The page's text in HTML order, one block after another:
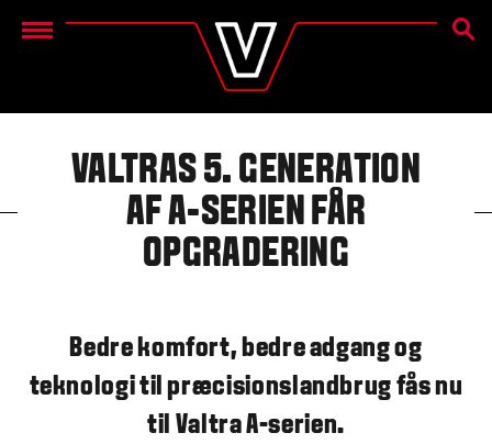
Menu
SØG
VALTRAS 5. GENERATION
AF A-SERIEN FÅR
OPGRADERING
Bedre komfort, bedre adgang og
teknologi til præcisionslandbrug fås nu
til Valtra A-serien.